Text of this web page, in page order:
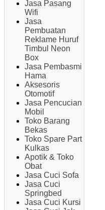
Jasa Pasang
Wifi
Jasa
Pembuatan
Reklame Huruf
Timbul Neon
Box
Jasa Pembasmi
Hama
Aksesoris
Otomotif
Jasa Pencucian
Mobil
Toko Barang
Bekas
Toko Spare Part
Kulkas
Apotik & Toko
Obat
Jasa Cuci Sofa
Jasa Cuci
Springbed
Jasa Cuci Kursi